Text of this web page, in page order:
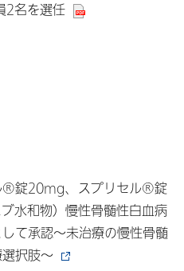
2名を選任
錠20mg、スプリセル®錠
水和物）慢性骨髄性白血病
て承認～未治療の慢性骨髄
択肢～